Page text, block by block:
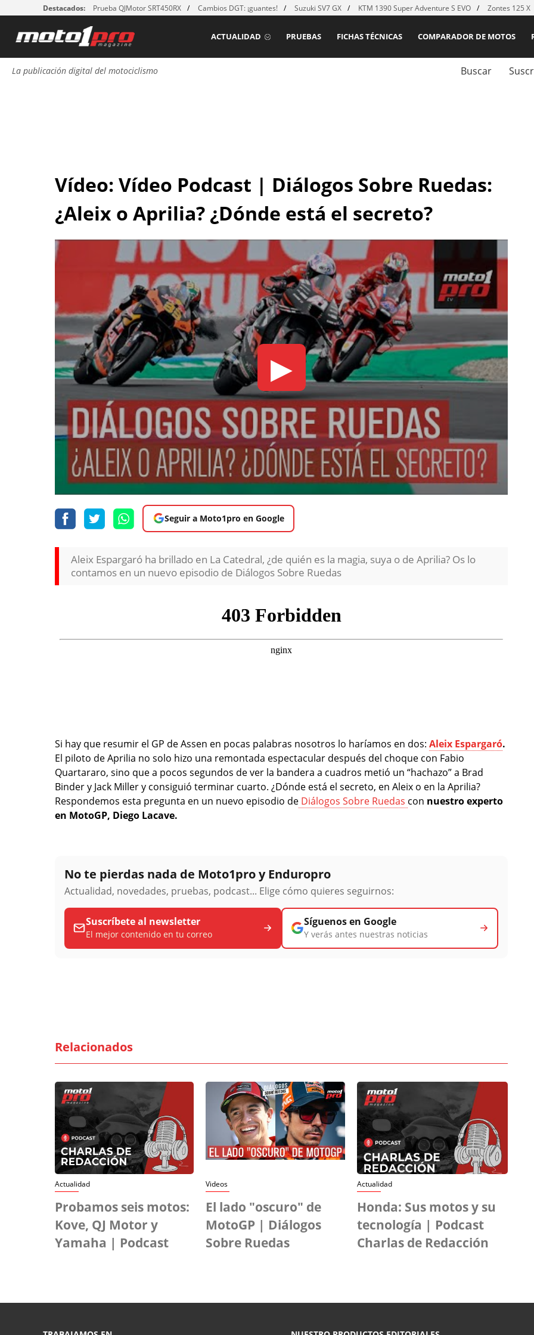
Destacados: Prueba QJMotor SRT450RX Cambios DGT: ¡guantes! Suzuki SV7 GX KTM 1390 Super Adventure S EVO Zontes 125 X
COMPARADOR DE MOTOS
FICHAS TÉCNICAS
PRUEBAS
ACTUALIDAD
La publicación digital del motociclismo Buscar
Vídeo: Vídeo Podcast | Diálogos Sobre Ruedas:
¿Aleix o Aprilia? ¿Dónde está el secreto?
▶
Seguir a Moto1pro en Google
Aleix Espargaró ha brillado en La Catedral, ¿de quién es la magia, suya o de Aprilia? Os lo
contamos en un nuevo episodio de Diálogos Sobre Ruedas
Si hay que resumir el GP de Assen en pocas palabras nosotros lo haríamos en dos: Aleix Espargaró.
El piloto de Aprilia no solo hizo una remontada espectacular después del choque con Fabio
Quartararo, sino que a pocos segundos de ver la bandera a cuadros metió un “hachazo” a Brad
Binder y Jack Miller y consiguió terminar cuarto. ¿Dónde está el secreto, en Aleix o en la Aprilia?
Respondemos esta pregunta en un nuevo episodio de Diálogos Sobre Ruedas con nuestro experto
en MotoGP, Diego Lacave.
No te pierdas nada de Moto1pro y Enduropro
Actualidad, novedades, pruebas, podcast... Elige cómo quieres seguirnos:
Suscríbete al newsletter
El mejor contenido en tu correo
Síguenos en Google
Y verás antes nuestras noticias
Relacionados
Actualidad
Probamos seis motos:
Kove, QJ Motor y
Yamaha | Podcast
Videos
El lado "oscuro" de
MotoGP | Diálogos
Sobre Ruedas
Actualidad
Honda: Sus motos y su
tecnología | Podcast
Charlas de Redacción